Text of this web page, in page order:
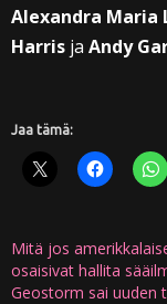
Alexandra Maria
Harris ja Andy
Jaa tämä:
Mitä jos
osaisivat hallita
Geostorm sai uuden